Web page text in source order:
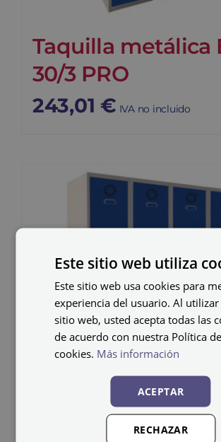
Taquilla metálica
30/3 PRO
243,01 € IVA no incluido
Este sitio web utiliza
Este sitio web usa cookies para
experiencia del usuario. Al
sitio web, usted acepta todas las
de acuerdo con nuestra Política de
cookies. Más información
ACEPTAR
RECHAZAR